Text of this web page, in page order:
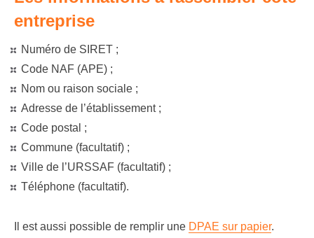
entreprise
Numéro de SIRET ;
Code NAF (APE) ;
Nom ou raison sociale ;
Adresse de l’établissement ;
Code postal ;
Commune (facultatif) ;
Ville de l’URSSAF (facultatif) ;
Téléphone (facultatif).
Il est aussi possible de remplir une DPAE sur papier.